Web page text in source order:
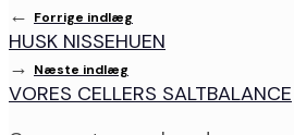
← Forrige indlæg
HUSK NISSEHUEN
→ Næste indlæg
VORES CELLERS SALTBALANCE